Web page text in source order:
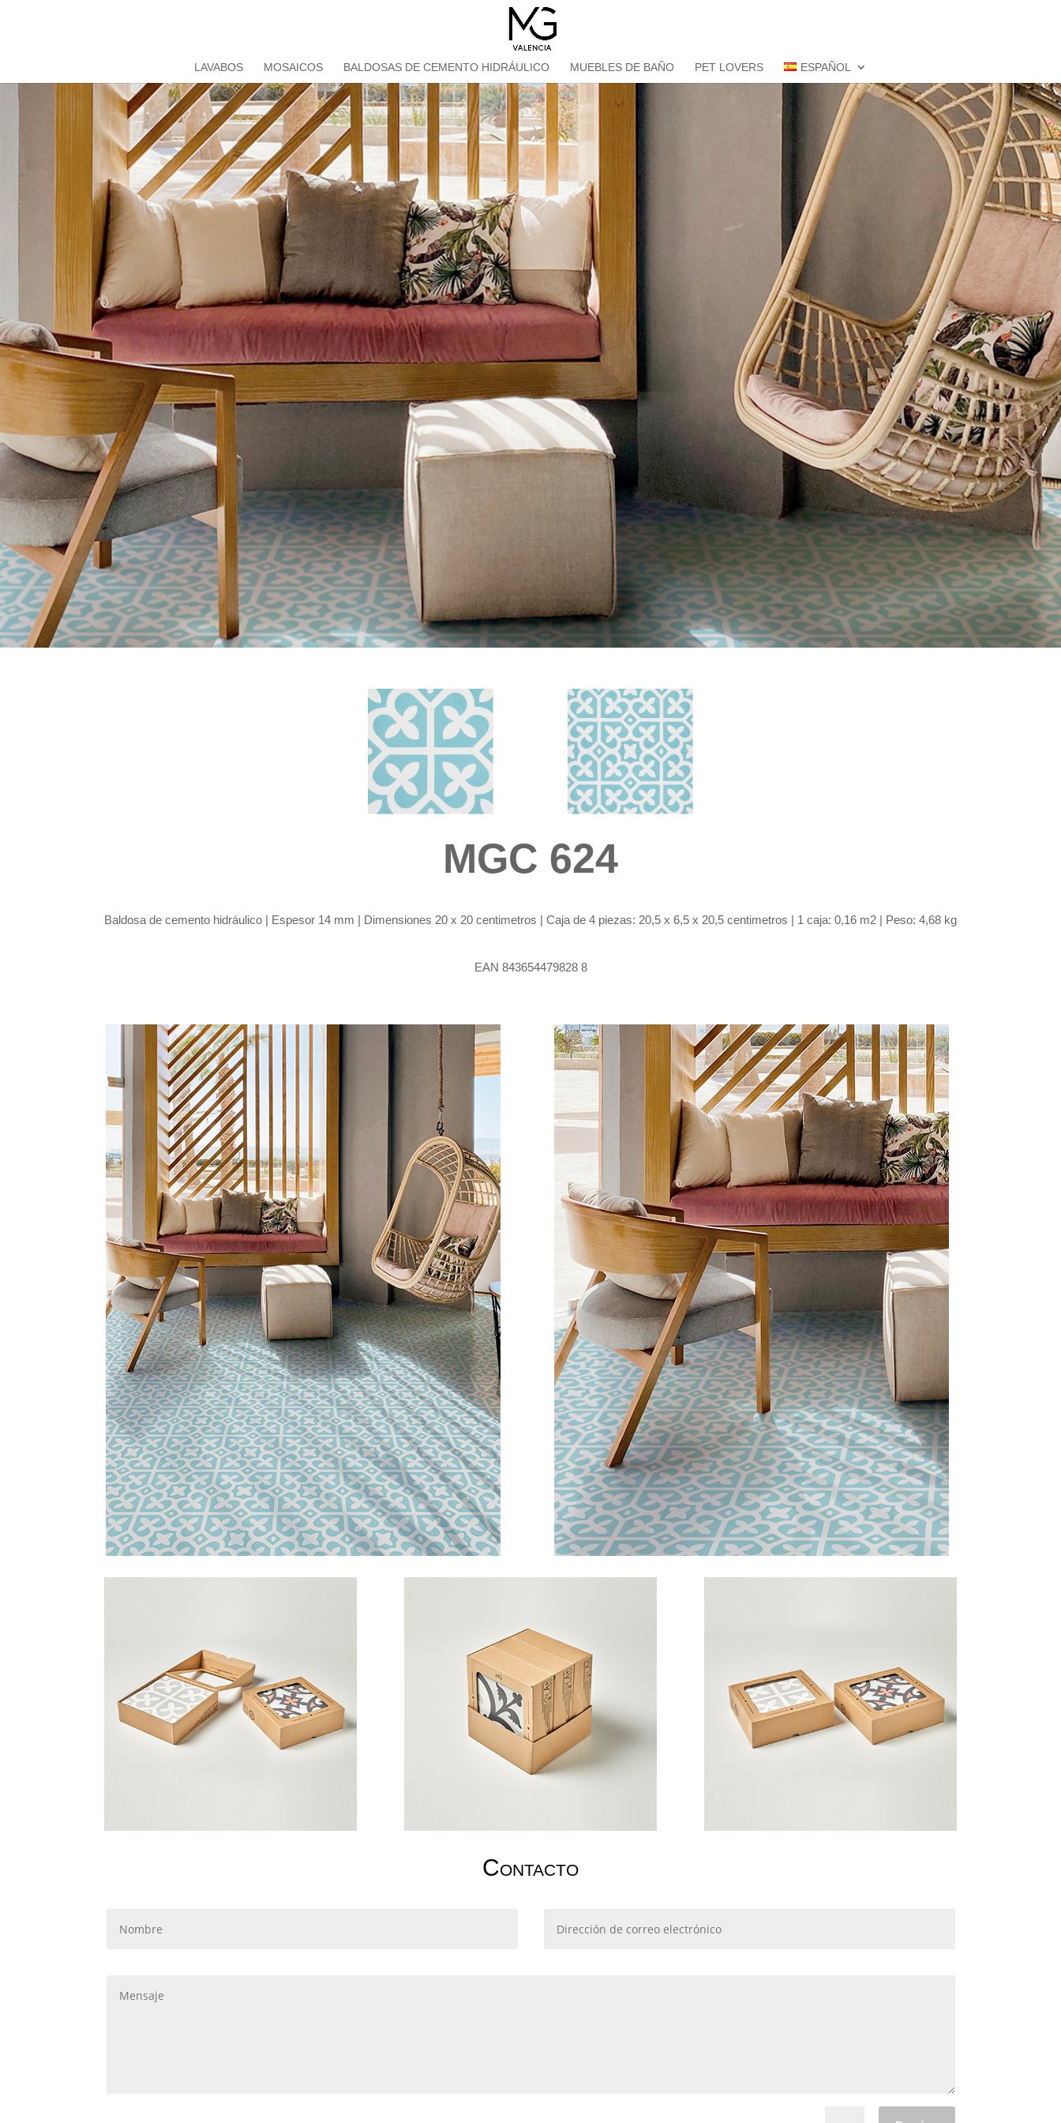
LAVABOS MOSAICOS BALDOSAS DE CEMENTO HIDRÁULICO MUEBLES DE BAÑO PET LOVERS ESPAÑOL
MGC 624
Baldosa de cemento hidráulico | Espesor 14 mm | Dimensiones 20 x 20 centimetros | Caja de 4 piezas: 20,5 x 6,5 x 20,5 centimetros | 1 caja: 0,16 m2 | Peso: 4,68 kg
EAN 843654479828 8
Contacto